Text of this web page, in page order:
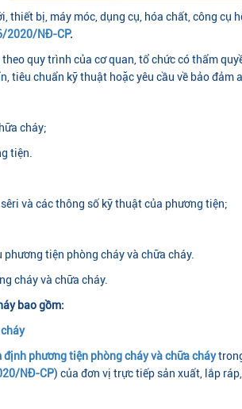
bị, máy móc, dụng cụ, hóa chất, công cụ
2020/NĐ-CP.
quy trình của cơ quan, tổ chức có thẩm
tiêu chuẩn kỹ thuật hoặc yêu cầu về bảo đảm
cháy;
tiện.
và các thông số kỹ thuật của phương tiện;
tiện phòng cháy và chữa cháy.
cháy và chữa cháy.
bao gồm:
phương tiện phòng cháy và chữa cháy
NĐ-CP) của đơn vị trực tiếp sản xuất, lắp